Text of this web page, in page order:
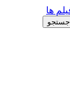
جستجو